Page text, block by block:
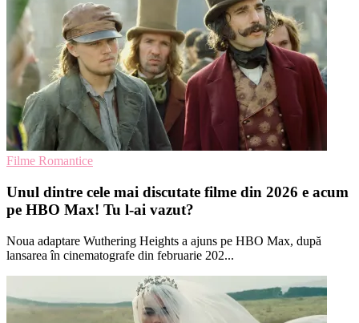
Filme Romantice
Unul dintre cele mai discutate filme din 2026 e acum
pe HBO Max! Tu l-ai vazut?
Noua adaptare Wuthering Heights a ajuns pe HBO Max, după
lansarea în cinematografe din februarie 202...